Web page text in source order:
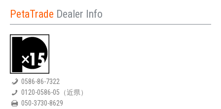
PetaTrade Dealer Info
0586-86-7322
0120-0586-05（近県）
050-3730-8629